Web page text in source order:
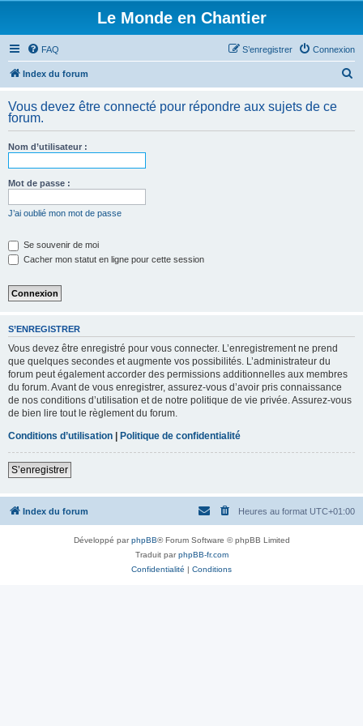
Le Monde en Chantier
FAQ Connexion
S’enregistrer
Index du forum
h
Vous devez être connecté pour répondre aux sujets de ce
forum.
Nom d’utilisateur :
Mot de passe :
J’ai oublié mon mot de passe
Se souvenir de moi
Cacher mon statut en ligne pour cette session
S’ENREGISTRER
Vous devez être enregistré pour vous connecter. L’enregistrement ne prend
que quelques secondes et augmente vos possibilités. L’administrateur du
forum peut également accorder des permissions additionnelles aux membres
du forum. Avant de vous enregistrer, assurez-vous d’avoir pris connaissance
de nos conditions d’utilisation et de notre politique de vie privée. Assurez-vous
de bien lire tout le règlement du forum.
Conditions d’utilisation | Politique de confidentialité
S’enregistrer
Index du forum Heures au format UTC+01:00
Développé parphpBB® Forum Software © phpBB Limited
Traduit parphpBB-fr.com
Confidentialité | Conditions